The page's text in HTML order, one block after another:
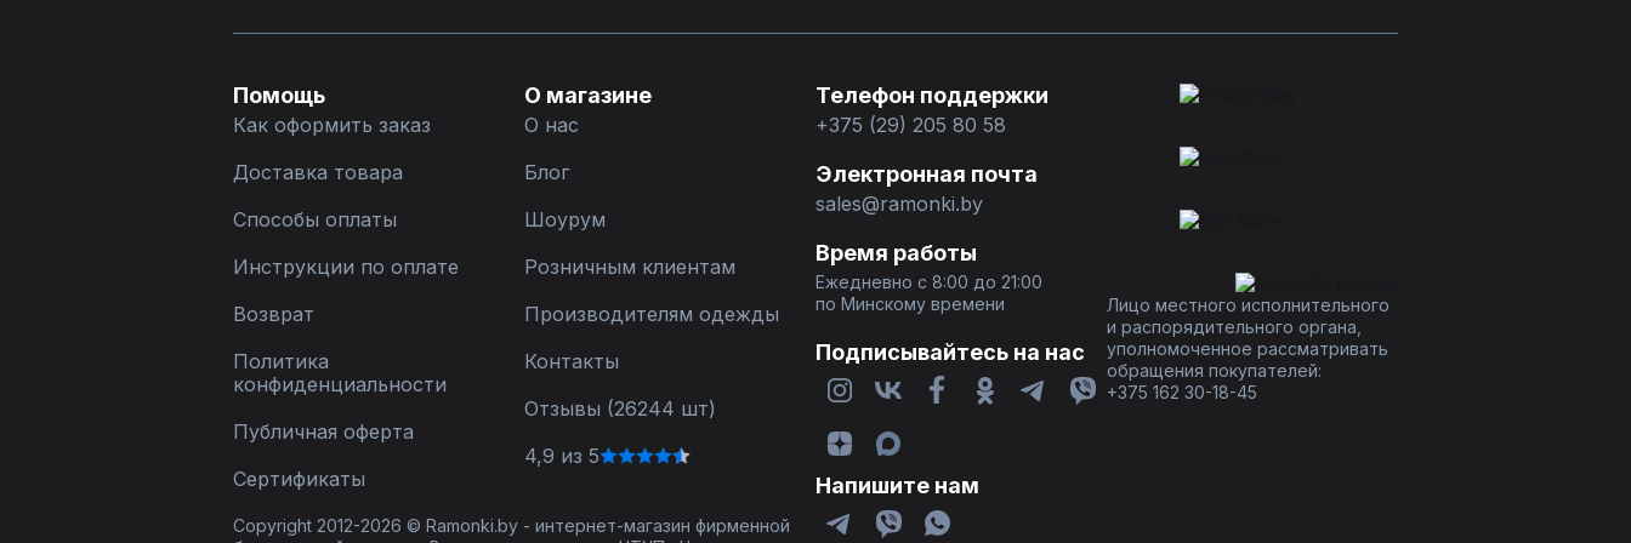
Помощь
Как оформить заказ
Доставка товара
Способы оплаты
Инструкции по оплате
Возврат
Политика
конфиденциальности
Публичная оферта
Сертификаты
О магазине
О нас
Блог
Шоурум
Розничным клиентам
Производителям одежды
Контакты
Отзывы (26244 шт)
4,9 из 5
Телефон поддержки
+375 (29) 205 80 58
Электронная почта
sales@ramonki.by
Время работы
Ежедневно с 8:00 до 21:00
по Минскому времени
Подписывайтесь на нас
Напишите нам
Лицо местного исполнительного
и распорядительного органа,
уполномоченное рассматривать
обращения покупателей:
+375 162 30-18-45
Copyright 2012-2026 © Ramonki.by - интернет-магазин фирменной